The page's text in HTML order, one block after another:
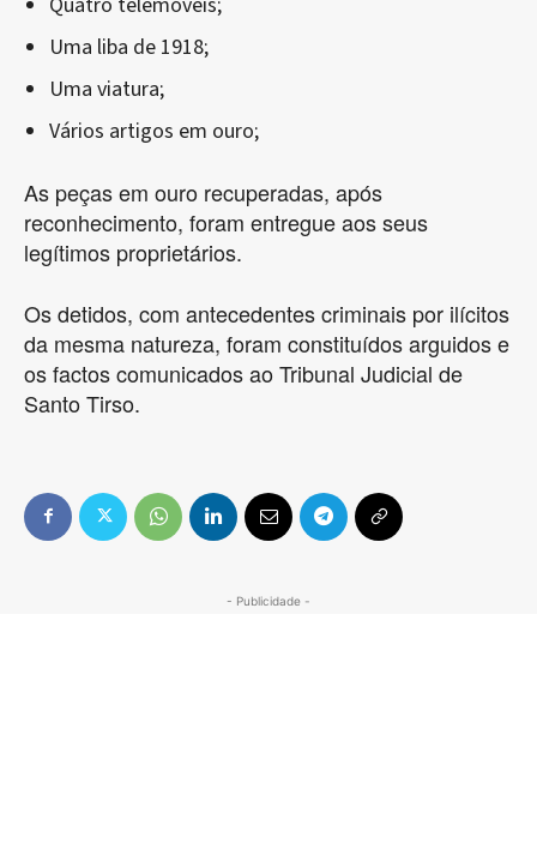
Uma liba de 1918;
Uma viatura;
Vários artigos em ouro;
As peças em ouro recuperadas, após
reconhecimento, foram entregue aos seus
legítimos proprietários.
Os detidos, com antecedentes criminais por ilícitos
da mesma natureza, foram constituídos arguidos e
os factos comunicados ao Tribunal Judicial de
Santo Tirso.
- Publicidade -